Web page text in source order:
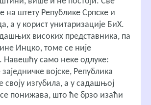
на штету Републике Српске и
а у корист унитаризације БиХ.
високих представника, па
Инцко, томе се није
Навешћу само неке одлуке:
војске, Република
своју изгубила, а у садашњој
понижава, што ће брзо изаћи